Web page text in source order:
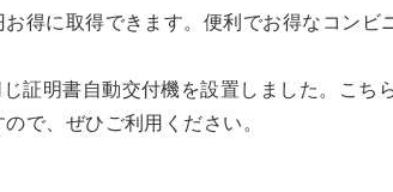
得に取得できます。便利でお得なコンビ
証明書自動交付機を設置しました。こち
で、ぜひご利用ください。